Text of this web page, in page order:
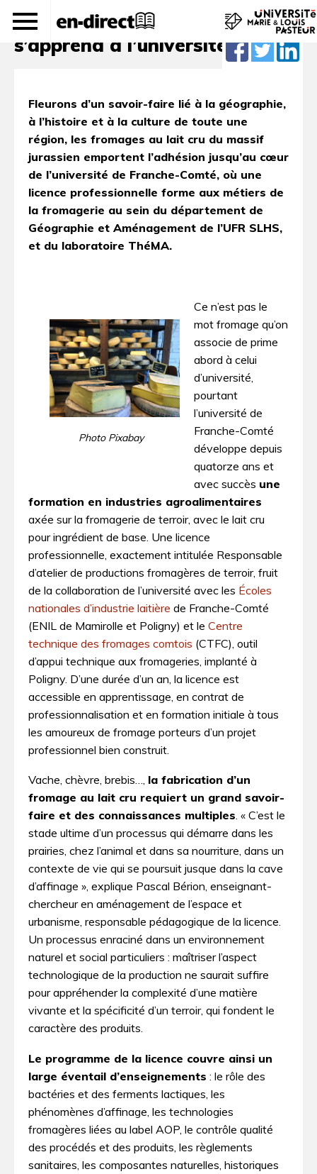
Fabriquer du fromage
s’apprend à l’université
Fleurons d’un savoir-faire lié à la géographie,
à l’histoire et à la culture de toute une
région, les fromages au lait cru du massif
jurassien emportent l’adhésion jusqu’au cœur
de l’université de Franche-Comté, où une
licence professionnelle forme aux métiers de
la fromagerie au sein du département de
Géographie et Aménagement de l’UFR SLHS,
et du laboratoire ThéMA.
Photo Pixabay
Ce n’est pas le
mot fromage qu’on
associe de prime
abord à celui
d’université,
pourtant
l’université de
Franche-Comté
développe depuis
quatorze ans et
avec succès une
formation en industries agroalimentaires
axée sur la fromagerie de terroir, avec le lait cru
pour ingrédient de base. Une licence
professionnelle, exactement intitulée Responsable
d’atelier de productions fromagères de terroir, fruit
de la collaboration de l’université avec les Écoles
nationales d’industrie laitière de Franche-Comté
(ENIL de Mamirolle et Poligny) et le Centre
technique des fromages comtois (CTFC), outil
d’appui technique aux fromageries, implanté à
Poligny. D’une durée d’un an, la licence est
accessible en apprentissage, en contrat de
professionnalisation et en formation initiale à tous
les amoureux de fromage porteurs d’un projet
professionnel bien construit.
Vache, chèvre, brebis…, la fabrication d’un
fromage au lait cru requiert un grand savoir-
faire et des connaissances multiples. « C’est le
stade ultime d’un processus qui démarre dans les
prairies, chez l’animal et dans sa nourriture, dans un
contexte de vie qui se poursuit jusque dans la cave
d’affinage », explique Pascal Bérion, enseignant-
chercheur en aménagement de l’espace et
urbanisme, responsable pédagogique de la licence.
Un processus enraciné dans un environnement
naturel et social particuliers : maîtriser l’aspect
technologique de la production ne saurait suffire
pour appréhender la complexité d’une matière
vivante et la spécificité d’un terroir, qui fondent le
caractère des produits.
Le programme de la licence couvre ainsi un
large éventail d’enseignements : le rôle des
bactéries et des ferments lactiques, les
phénomènes d’affinage, les technologies
fromagères liées au label AOP, le contrôle qualité
des procédés et des produits, les règlements
sanitaires, les composantes naturelles, historiques